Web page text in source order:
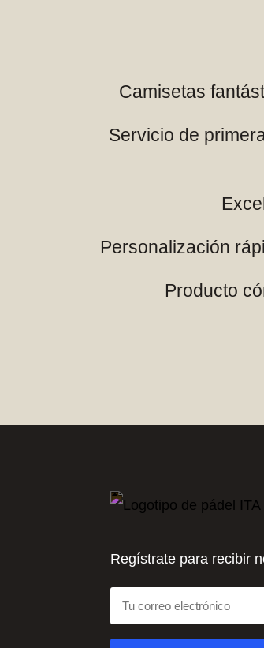
Camisetas
Servicio de
Personalización
Producto
Regístrate para recibir